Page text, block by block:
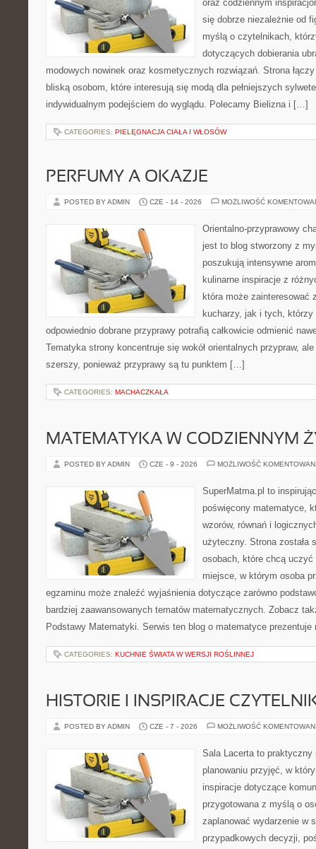
oraz codziennym
się dobrze niezależnie od
myślą o czytelnikach,
dotyczących dobierania
modowych nowinek oraz kosmetycznych rozwiązań. Strona
bliską osobom, które interesują się modą dla pełniejszych
indywidualnym podejściem do wyglądu. Polecamy Bielizna i […]
CATEGORIES: PIELĘGNACJA CIAŁA I WŁOSÓW
PERFUMY A OKAZJE
POSTED BY ADMIN CZE - 14 - 2026 MOŻLIWOŚĆ
Orientalno-przyprawowy
jest to blog stworzony z
poszukują intensywne
kulinarne inspiracje z
która może zainteresować
kucharzy, jak i tych, którzy
odpowiednio dobrane przyprawy potrafią całkowicie odmienić
Tematyka strony koncentruje się wokół orientalnych przypraw,
szerszy, ponieważ przyprawy są tu punktem […]
CATEGORIES: MACHACZKAŁA
MATEMATYKA W CODZIENNYM
POSTED BY ADMIN CZE - 9 - 2026 MOŻLIWOŚĆ
SuperMatma.pl to
poświęcony matematyce,
wzorów, równań i
użyteczny. Strona została
osobach, które chcą
miejsce, w którym osoba
egzaminu może znaleźć wyjaśnienia dotyczące zarówno
bardziej zaawansowanych tematów matematycznych. Zobacz
Podstawy Matematyki. Serwis ten blog o matematyce
CATEGORIES: KUCHNIE ŚWIATA W WERSJI ROŚLINNEJ
HISTORIE I INSPIRACJE
POSTED BY ADMIN CZE - 7 - 2026 MOŻLIWOŚĆ
Sala Lacerta to praktyczny
planowaniu przyjęć, w
inspiracje dotyczące
przygotowana z myślą o
zaplanować wydarzenie w
przypadkowych decyzji,